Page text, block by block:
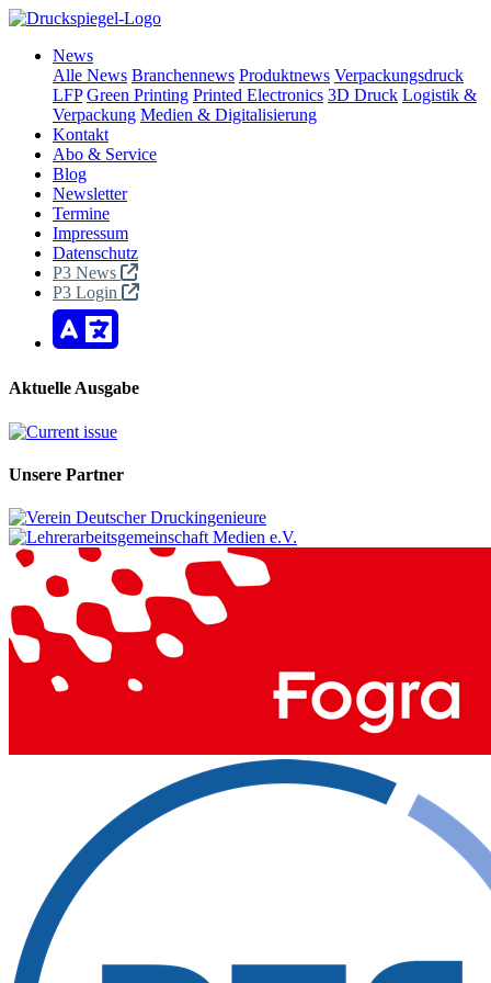
News
Alle News Branchennews Produktnews Verpackungsdruck
LFP Green Printing Printed Electronics 3D Druck Logistik &
Verpackung Medien & Digitalisierung
Kontakt
Abo & Service
Blog
Newsletter
Termine
Impressum
Datenschutz
P3 News
P3 Login
Aktuelle Ausgabe
Unsere Partner